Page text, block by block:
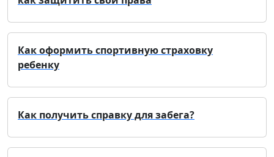
Как оформить спортивную страховку
ребенку
Как получить справку для забега?